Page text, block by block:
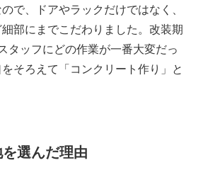
で、ドアやラックだけではなく、
部にまでこだわりました。改装期
タッフにどの作業が一番大変だっ
そろえて「コンクリート作り」と
選んだ理由